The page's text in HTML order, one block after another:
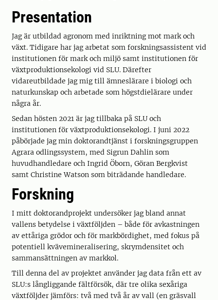
Presentation
Jag är utbildad agronom med inriktning mot mark och
växt. Tidigare har jag arbetat som forskningsassistent vid
institutionen för mark och miljö samt institutionen för
växtproduktionsekologi vid SLU. Därefter
vidareutbildade jag mig till ämneslärare i biologi och
naturkunskap och arbetade som högstdielärare under
några år.
Sedan hösten 2021 är jag tillbaka på SLU och
institutionen för växtproduktionsekologi. I juni 2022
påbörjade jag min doktorandtjänst i forskningsgruppen
Agrara odlingssystem, med Sigrun Dahlin som
huvudhandledare och Ingrid Öborn, Göran Bergkvist
samt Christine Watson som biträdande handledare.
Forskning
I mitt doktorandprojekt undersöker jag bland annat
vallens betydelse i växtföljden – både för avkastningen
av ettåriga grödor och för markbördighet, med fokus på
potentiell kvävemineralisering, skrymdensitet och
sammansättningen av markkol.
Till denna del av projektet använder jag data från ett av
SLU:s långliggande fältförsök, där tre olika sexåriga
växtföljder jämförs: två med två år av vall (en gräsvall